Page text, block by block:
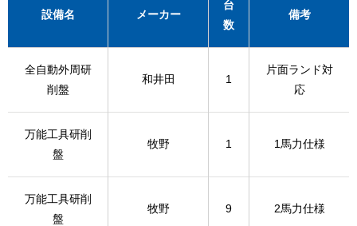
設備名 メーカー
台
数
備考
全自動外周研
削盤
和井田 1
片面ランド対
応
万能工具研削
盤
牧野 1 1馬力仕様
万能工具研削
盤
牧野 9 2馬力仕様